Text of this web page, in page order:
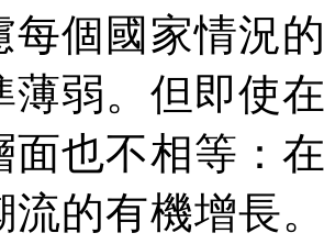
每個國家情況
薄弱。但即使
面也不相等：
流的有機增長